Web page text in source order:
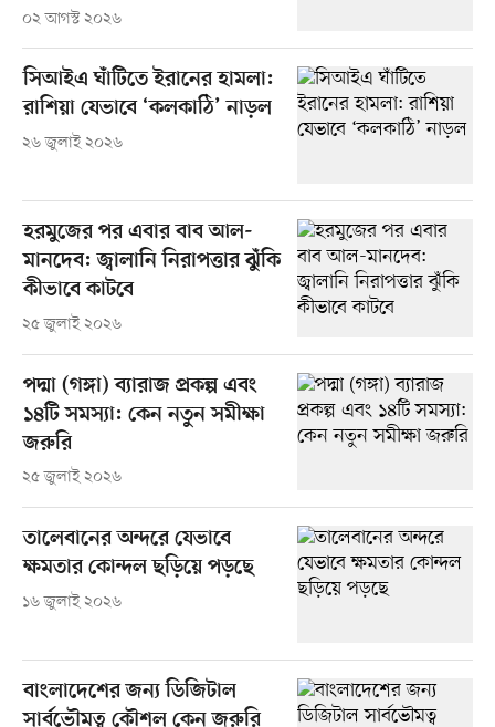
০২ আগস্ট ২০২৬
সিআইএ ঘাঁটিতে ইরানের হামলা:
রাশিয়া যেভাবে ‘কলকাঠি’ নাড়ল
২৬ জুলাই ২০২৬
হরমুজের পর এবার বাব আল-
মানদেব: জ্বালানি নিরাপত্তার ঝুঁকি
কীভাবে কাটবে
২৫ জুলাই ২০২৬
পদ্মা (গঙ্গা) ব্যারাজ প্রকল্প এবং
১৪টি সমস্যা: কেন নতুন সমীক্ষা
জরুরি
২৫ জুলাই ২০২৬
তালেবানের অন্দরে যেভাবে
ক্ষমতার কোন্দল ছড়িয়ে পড়ছে
১৬ জুলাই ২০২৬
বাংলাদেশের জন্য ডিজিটাল
সার্বভৌমত্ব কৌশল কেন জরুরি